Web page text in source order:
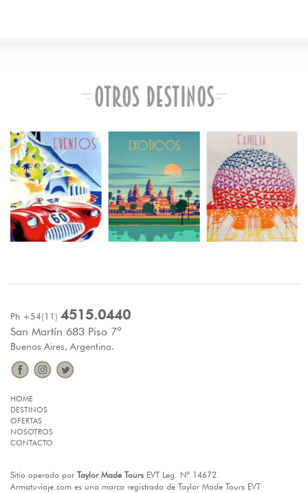
Otros Destinos
Ph +54(11) 4515.0440
San Martín 683 Piso 7º
Buenos Aires, Argentina.
HOME
DESTINOS
OFERTAS
NOSOTROS
CONTACTO
Sitio operado por Taylor Made Tours EVT Leg. Nº 14672.
Armatuviaje.com es una marca registrada de Taylor Made Tours EVT